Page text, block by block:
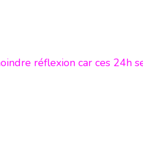
réflexion car ces 24h